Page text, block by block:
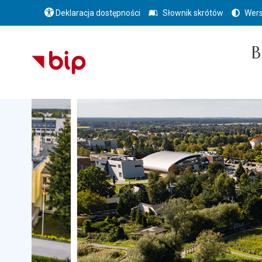
Deklaracja dostępności Słownik skrótów